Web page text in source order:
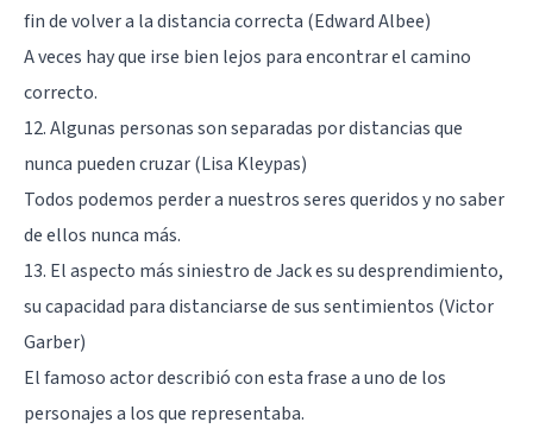
fin de volver a la distancia correcta (Edward Albee)
A veces hay que irse bien lejos para encontrar el camino
correcto.
12. Algunas personas son separadas por distancias que
nunca pueden cruzar (Lisa Kleypas)
Todos podemos perder a nuestros seres queridos y no saber
de ellos nunca más.
13. El aspecto más siniestro de Jack es su desprendimiento,
su capacidad para distanciarse de sus sentimientos (Victor
Garber)
El famoso actor describió con esta frase a uno de los
personajes a los que representaba.